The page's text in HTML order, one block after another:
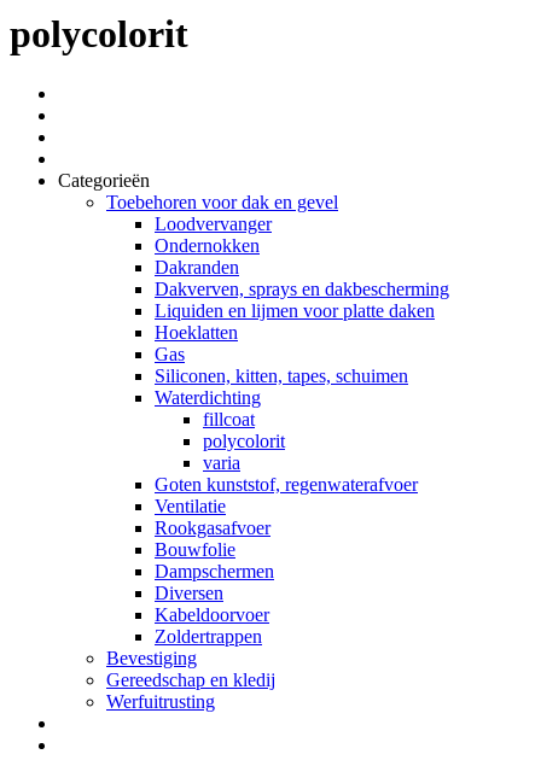
polycolorit
Categorieën
Toebehoren voor dak en gevel
Loodvervanger
Ondernokken
Dakranden
Dakverven, sprays en dakbescherming
Liquiden en lijmen voor platte daken
Hoeklatten
Gas
Siliconen, kitten, tapes, schuimen
Waterdichting
fillcoat
polycolorit
varia
Goten kunststof, regenwaterafvoer
Ventilatie
Rookgasafvoer
Bouwfolie
Dampschermen
Diversen
Kabeldoorvoer
Zoldertrappen
Bevestiging
Gereedschap en kledij
Werfuitrusting